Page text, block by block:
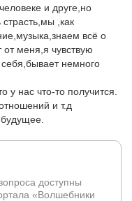
и друге,но
,как
всё о
от меня,я чувствую
немного
у нас что-то получится.
и т.д
доступны
«Волшебники